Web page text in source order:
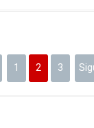
1 2 3